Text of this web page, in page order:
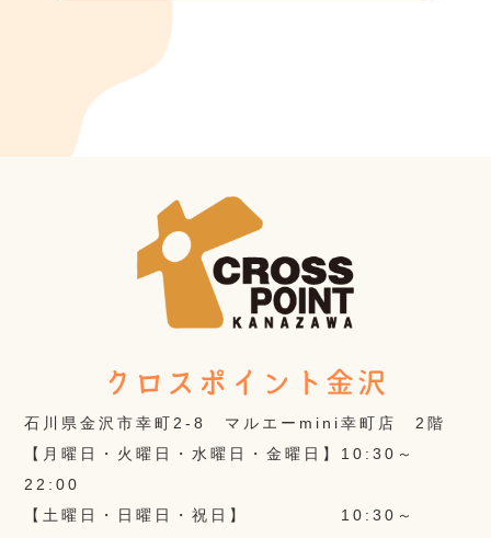
クロスポイント金沢
石川県金沢市幸町2-8 マルエーmini幸町店 2階
【月曜日・火曜日・水曜日・金曜日】10:30～
22:00
【土曜日・日曜日・祝日】 10:30～